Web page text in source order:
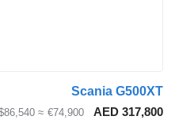
Scania
AED
€74,900
≈ $86,540